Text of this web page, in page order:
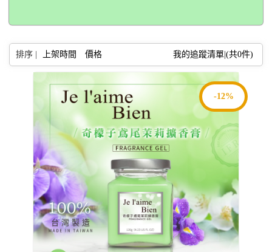
排序 | 上架時間 價格 我的追蹤清單|(共0件)
-12%